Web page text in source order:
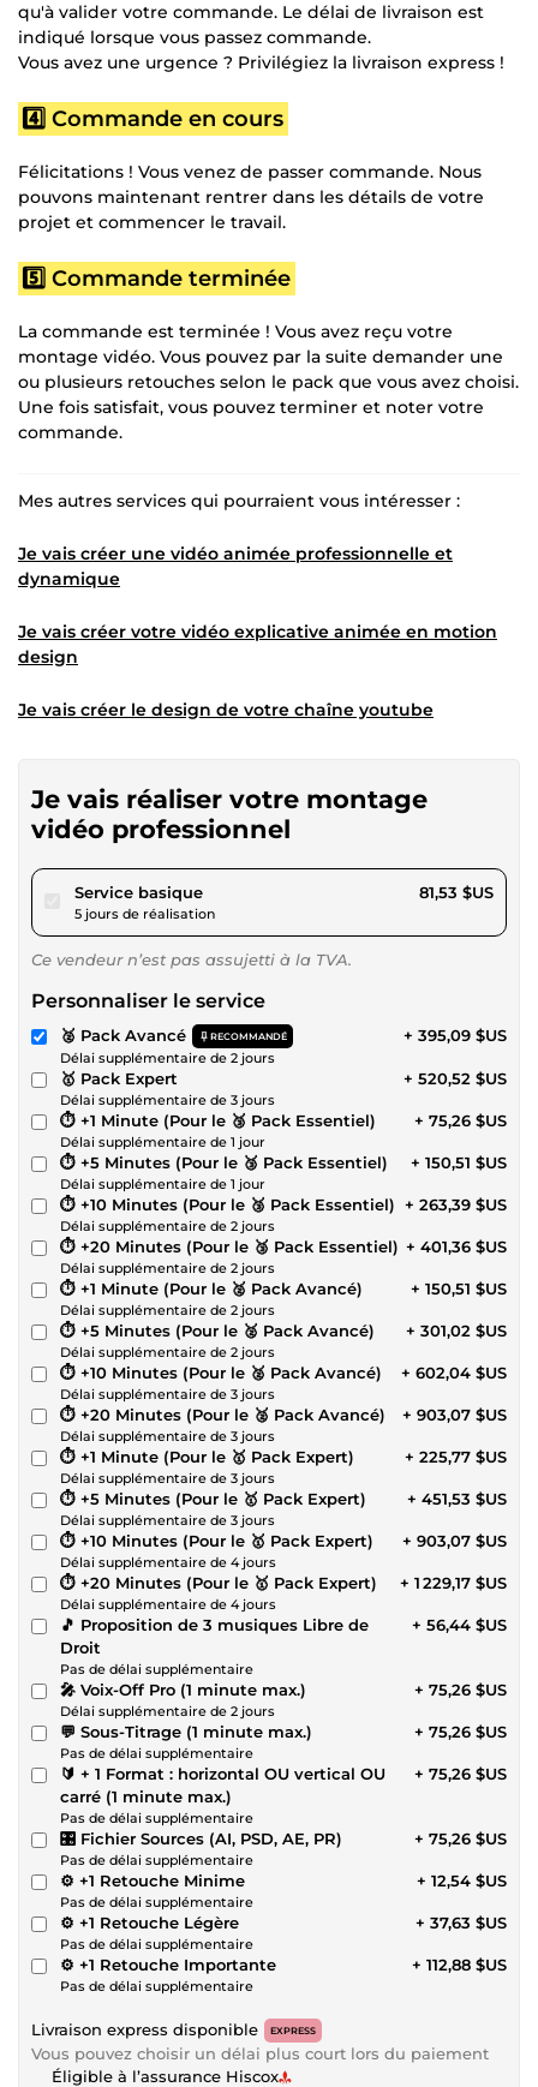
qu'à valider votre commande. Le délai de livraison est
indiqué lorsque vous passez commande.
Vous avez une urgence ? Privilégiez la livraison express !
4️⃣ Commande en cours
Félicitations ! Vous venez de passer commande. Nous
pouvons maintenant rentrer dans les détails de votre
projet et commencer le travail.
5️⃣ Commande terminée
La commande est terminée ! Vous avez reçu votre
montage vidéo. Vous pouvez par la suite demander une
ou plusieurs retouches selon le pack que vous avez choisi.
Une fois satisfait, vous pouvez terminer et noter votre
commande.
Mes autres services qui pourraient vous intéresser :
Je vais créer une vidéo animée professionnelle et
dynamique
Je vais créer votre vidéo explicative animée en motion
design
Je vais créer le design de votre chaîne youtube
Je vais réaliser votre montage
vidéo professionnel
Service basiquepour 75,14 $US
5 jours de réalisation
81,53 $US
Ce vendeur n’est pas assujetti à la TVA.
Personnaliser le service
🥈 Pack Avancé RECOMMANDÉ
Délai supplémentaire de 2 jours
+ 395,09 $US
🥇 Pack Expert
Délai supplémentaire de 3 jours
+ 520,52 $US
⏱ +1 Minute (Pour le 🥉 Pack Essentiel)
Délai supplémentaire de 1 jour
+ 75,26 $US
⏱ +5 Minutes (Pour le 🥉 Pack Essentiel)
Délai supplémentaire de 1 jour
+ 150,51 $US
⏱ +10 Minutes (Pour le 🥉 Pack Essentiel)
Délai supplémentaire de 2 jours
+ 263,39 $US
⏱ +20 Minutes (Pour le 🥉 Pack Essentiel)
Délai supplémentaire de 2 jours
+ 401,36 $US
⏱ +1 Minute (Pour le 🥈 Pack Avancé)
Délai supplémentaire de 2 jours
+ 150,51 $US
⏱ +5 Minutes (Pour le 🥈 Pack Avancé)
Délai supplémentaire de 2 jours
+ 301,02 $US
⏱ +10 Minutes (Pour le 🥈 Pack Avancé)
Délai supplémentaire de 3 jours
+ 602,04 $US
⏱ +20 Minutes (Pour le 🥈 Pack Avancé)
Délai supplémentaire de 3 jours
+ 903,07 $US
⏱ +1 Minute (Pour le 🥇 Pack Expert)
Délai supplémentaire de 3 jours
+ 225,77 $US
⏱ +5 Minutes (Pour le 🥇 Pack Expert)
Délai supplémentaire de 3 jours
+ 451,53 $US
⏱ +10 Minutes (Pour le 🥇 Pack Expert)
Délai supplémentaire de 4 jours
+ 903,07 $US
⏱ +20 Minutes (Pour le 🥇 Pack Expert)
Délai supplémentaire de 4 jours
+ 1 229,17 $US
🎵 Proposition de 3 musiques Libre de
Droit
Pas de délai supplémentaire
+ 56,44 $US
🎤 Voix-Off Pro (1 minute max.)
Délai supplémentaire de 2 jours
+ 75,26 $US
💬 Sous-Titrage (1 minute max.)
Pas de délai supplémentaire
+ 75,26 $US
🔰 + 1 Format : horizontal OU vertical OU
carré (1 minute max.)
Pas de délai supplémentaire
+ 75,26 $US
🎛 Fichier Sources (AI, PSD, AE, PR)
Pas de délai supplémentaire
+ 75,26 $US
⚙️ +1 Retouche Minime
Pas de délai supplémentaire
+ 12,54 $US
⚙️ +1 Retouche Légère
Pas de délai supplémentaire
+ 37,63 $US
⚙️ +1 Retouche Importante
Pas de délai supplémentaire
+ 112,88 $US
Livraison express disponible EXPRESS
Vous pouvez choisir un délai plus court lors du paiement
Éligible à l’assurance Hiscox